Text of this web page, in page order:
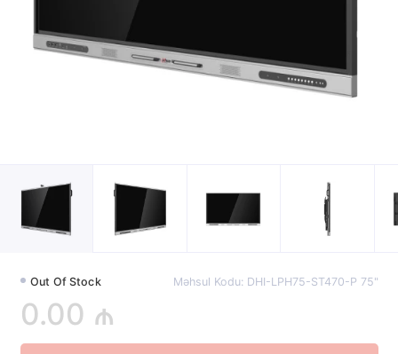
Out Of Stock Məhsul Kodu: DHI-LPH75-ST470-P 75"
0.00 ₼